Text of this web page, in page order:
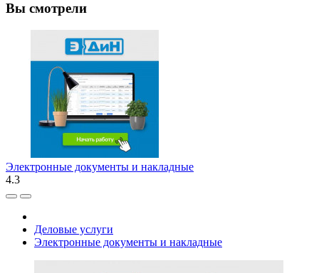
Вы смотрели
Электронные документы и накладные
4.3
Деловые услуги
Электронные документы и накладные